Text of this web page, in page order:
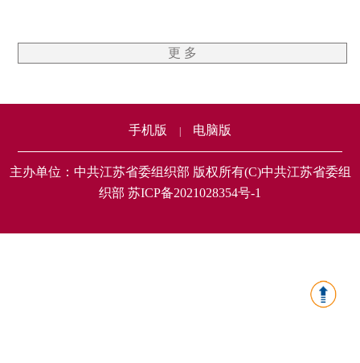
更 多
手机版 电脑版
主办单位：中共江苏省委组织部 版权所有(C)中共江苏省委组
织部 苏ICP备2021028354号-1